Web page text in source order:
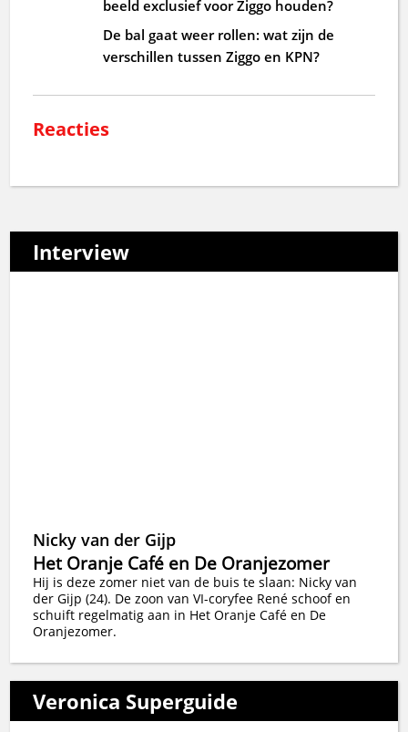
beeld exclusief voor Ziggo houden?
De bal gaat weer rollen: wat zijn de
verschillen tussen Ziggo en KPN?
Reacties
Interview
Nicky van der Gijp
Het Oranje Café en De Oranjezomer
Hij is deze zomer niet van de buis te slaan: Nicky van
der Gijp (24). De zoon van VI-coryfee René schoof en
schuift regelmatig aan in Het Oranje Café en De
Oranjezomer.
Veronica Superguide